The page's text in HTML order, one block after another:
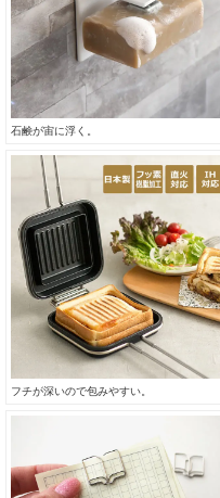
石鹸が宙に浮く。
フチが深いので包みやすい。